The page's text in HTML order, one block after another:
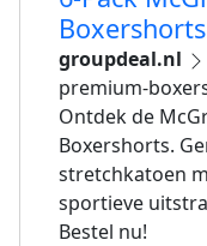
groupdeal.nl
premium-
Ontdek de
Boxershorts.
stretchkatoen
sportieve
Bestel nu!